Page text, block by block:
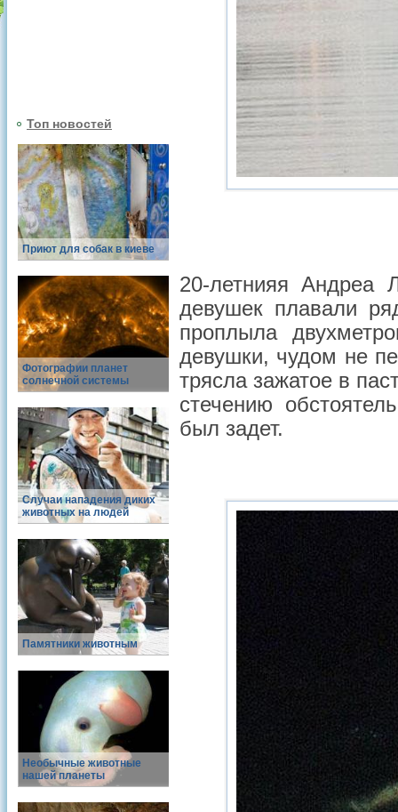
Топ новостей
Приют для собак в киеве
Фотографии планет
солнечной системы
Случаи нападения диких
животных на людей
Памятники животным
Необычные животные
нашей планеты
20-летнияя
девушек плавали
проплыла
девушки, чудом не
трясла зажатое в
стечению
был задет.